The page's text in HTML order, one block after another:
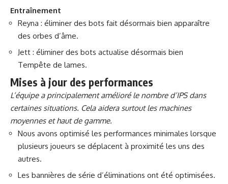
Entraînement
Reyna : éliminer des bots fait désormais bien apparaître
des orbes d’âme.
Jett : éliminer des bots actualise désormais bien
Tempête de lames.
Mises à jour des performances
L’équipe a principalement amélioré le nombre d’IPS dans
certaines situations. Cela aidera surtout les machines
moyennes et haut de gamme.
Nous avons optimisé les performances minimales lorsque
plusieurs joueurs se déplacent à proximité les uns des
autres.
Les bannières de série d’éliminations ont été optimisées.